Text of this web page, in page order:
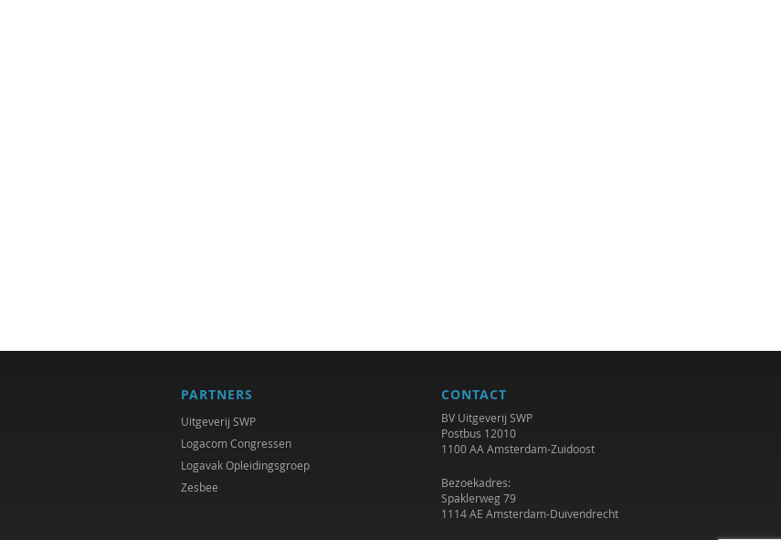
PARTNERS
Uitgeverij SWP
Logacom Congressen
Logavak Opleidingsgroep
Zesbee
CONTACT
BV Uitgeverij SWP
Postbus 12010
1100 AA Amsterdam-Zuidoost
Bezoekadres:
Spaklerweg 79
1114 AE Amsterdam-Duivendrecht